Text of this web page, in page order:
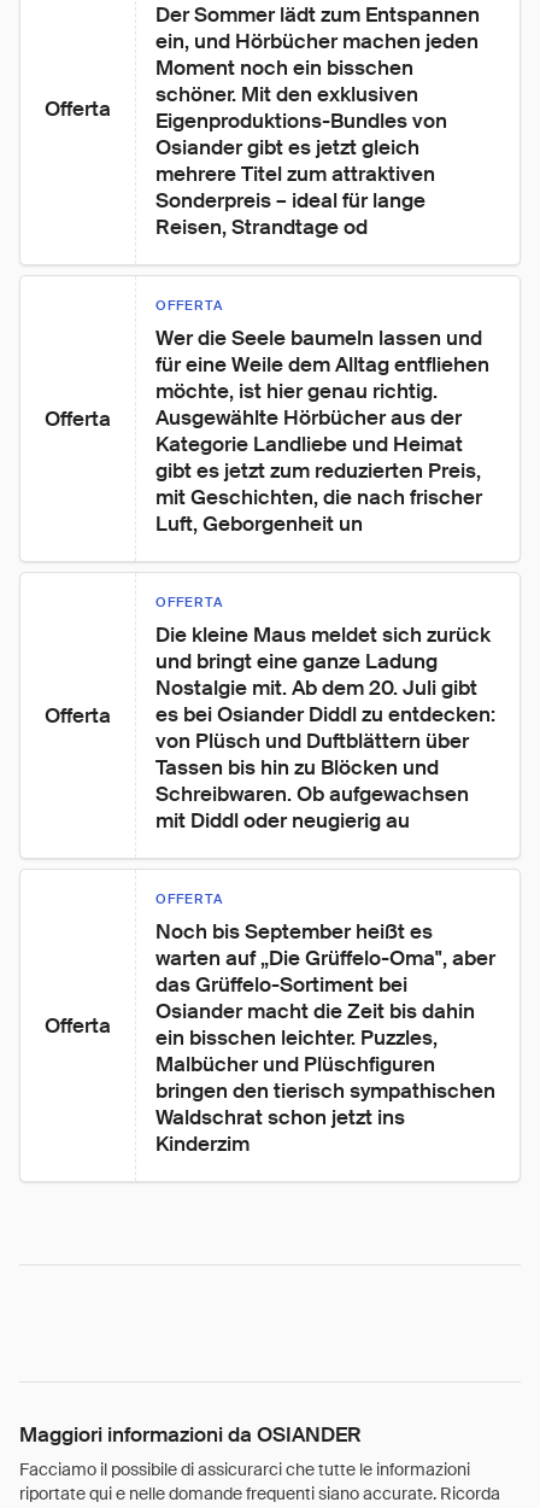
Offerta
Der Sommer lädt zum Entspannen
ein, und Hörbücher machen jeden
Moment noch ein bisschen
schöner. Mit den exklusiven
Eigenproduktions-Bundles von
Osiander gibt es jetzt gleich
mehrere Titel zum attraktiven
Sonderpreis – ideal für lange
Reisen, Strandtage od
Offerta
OFFERTA
Wer die Seele baumeln lassen und
für eine Weile dem Alltag entfliehen
möchte, ist hier genau richtig.
Ausgewählte Hörbücher aus der
Kategorie Landliebe und Heimat
gibt es jetzt zum reduzierten Preis,
mit Geschichten, die nach frischer
Luft, Geborgenheit un
Offerta
OFFERTA
Die kleine Maus meldet sich zurück
und bringt eine ganze Ladung
Nostalgie mit. Ab dem 20. Juli gibt
es bei Osiander Diddl zu entdecken:
von Plüsch und Duftblättern über
Tassen bis hin zu Blöcken und
Schreibwaren. Ob aufgewachsen
mit Diddl oder neugierig au
Offerta
OFFERTA
Noch bis September heißt es
warten auf „Die Grüffelo-Oma", aber
das Grüffelo-Sortiment bei
Osiander macht die Zeit bis dahin
ein bisschen leichter. Puzzles,
Malbücher und Plüschfiguren
bringen den tierisch sympathischen
Waldschrat schon jetzt ins
Kinderzim
Maggiori informazioni da OSIANDER
Facciamo il possibile di assicurarci che tutte le informazioni
riportate qui e nelle domande frequenti siano accurate. Ricorda